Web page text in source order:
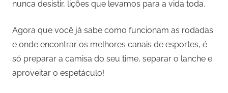
nunca desistir, lições que levamos para a vida toda.
Agora que você já sabe como funcionam as rodadas
e onde encontrar os melhores canais de esportes, é
só preparar a camisa do seu time, separar o lanche e
aproveitar o espetáculo!